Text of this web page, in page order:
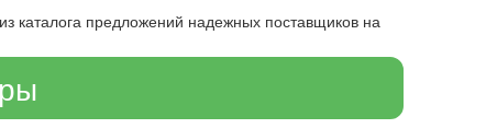
каталога предложений надежных поставщиков на